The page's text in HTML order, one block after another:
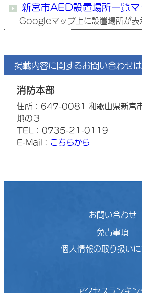
新宮市AED設置場所一覧マ
Googleマップ上に設置場所が表
掲載内容に関するお問い合わせ
消防本部
住所：647-0081 和歌山県新宮
地の３
TEL：0735-21-0119
E-Mail： こちらから
お問い合わせ
免責事項
個人情報の取り扱い
アクセスランキン